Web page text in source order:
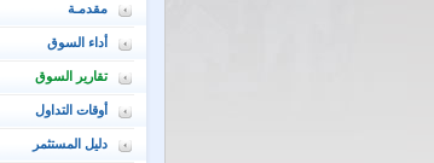
مقدمـة
أداء السوق
تقارير السوق
أوقات التداول
دليل المستثمر